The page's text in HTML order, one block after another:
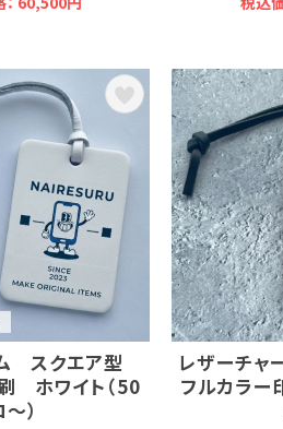
スクエア型
ホワイト（50
）
レザーチ
フルカラー